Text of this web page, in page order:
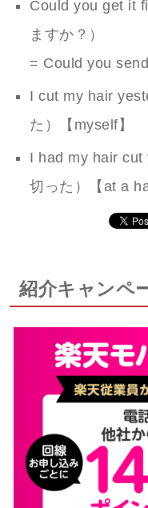
Could you get it
ますか？）
= Could you
I cut my hair
た）【myself】
I had my hair cut
切った）【at a
紹介キャンペ